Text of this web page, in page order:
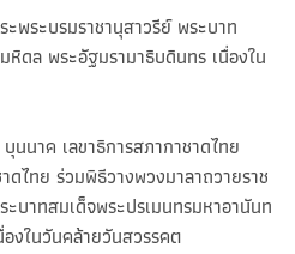
พระบรมราชานุสาวรีย์ พระบาท
ดล พระอัฐมรามาธิบดินทร เนื่องใน
นาค เลขาธิการสภากาชาดไทย
ไทย ร่วมพิธีวางพวงมาลาถวายราช
บาทสมเด็จพระปรเมนทรมหาอานันท
งในวันคล้ายวันสวรรคต